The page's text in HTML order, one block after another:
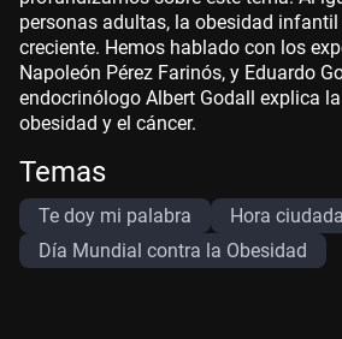
personas adultas, la obesidad
creciente. Hemos hablado con los
Napoleón Pérez Farinós, y Eduardo
endocrinólogo Albert Godall explica
obesidad y el cáncer.
Temas
Te doy mi palabra
Hora
Día Mundial contra la Obesidad